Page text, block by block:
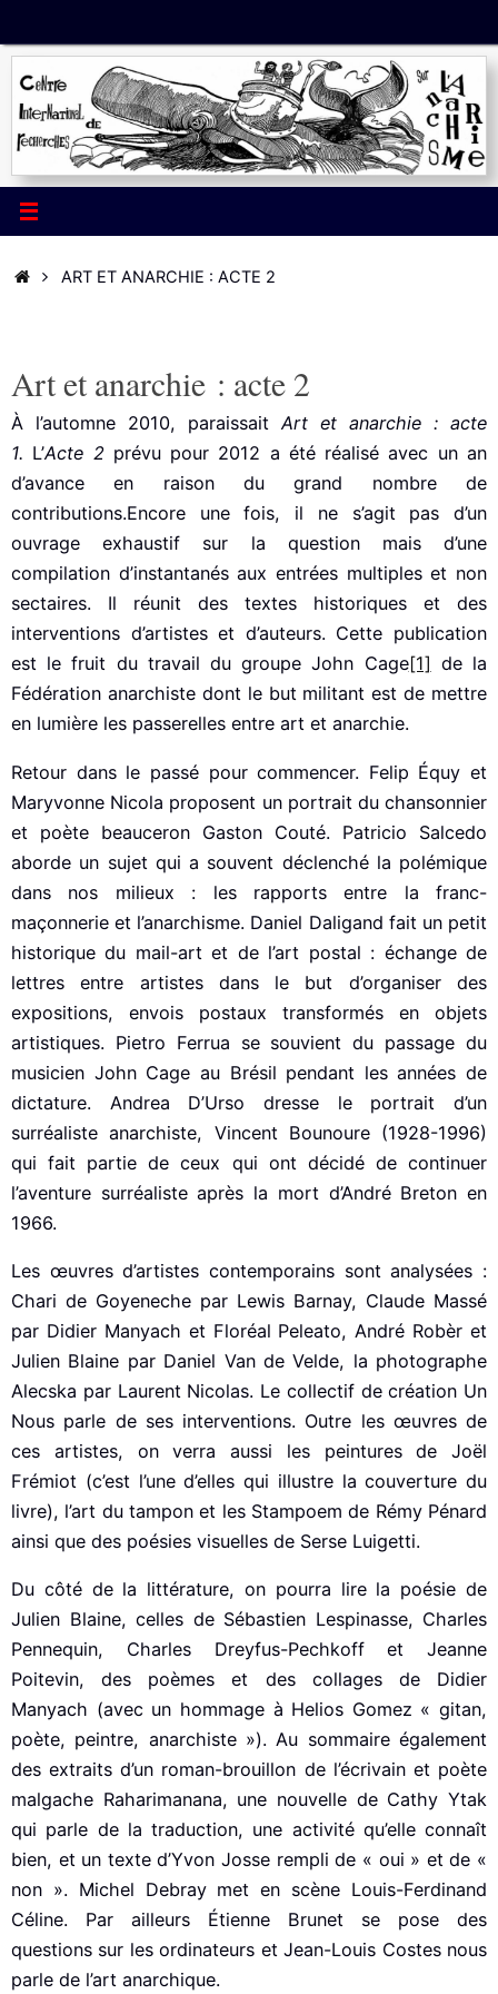
au
contenu
ACCUEIL
ART ET ANARCHIE : ACTE 2
Art et anarchie : acte 2
À l’automne 2010, paraissaitArt et anarchie : acte
1. L’Acte 2 prévu pour 2012 a été réalisé avec un an
d’avance en raison du grand nombre de
contributions.Encore une fois, il ne s’agit pas d’un
ouvrage exhaustif sur la question mais d’une
compilation d’instantanés aux entrées multiples et non
sectaires. Il réunit des textes historiques et des
interventions d’artistes et d’auteurs. Cette publication
est le fruit du travail du groupe John Cage[1] de la
Fédération anarchiste dont le but militant est de mettre
en lumière les passerelles entre art et anarchie.
Retour dans le passé pour commencer. Felip Équy et
Maryvonne Nicola proposent un portrait du chansonnier
et poète beauceron Gaston Couté. Patricio Salcedo
aborde un sujet qui a souvent déclenché la polémique
dans nos milieux : les rapports entre la franc-
maçonnerie et l’anarchisme. Daniel Daligand fait un petit
historique du mail-art et de l’art postal : échange de
lettres entre artistes dans le but d’organiser des
expositions, envois postaux transformés en objets
artistiques. Pietro Ferrua se souvient du passage du
musicien John Cage au Brésil pendant les années de
dictature. Andrea D’Urso dresse le portrait d’un
surréaliste anarchiste, Vincent Bounoure (1928-1996)
qui fait partie de ceux qui ont décidé de continuer
l’aventure surréaliste après la mort d’André Breton en
1966.
Les œuvres d’artistes contemporains sont analysées :
Chari de Goyeneche par Lewis Barnay, Claude Massé
par Didier Manyach et Floréal Peleato, André Robèr et
Julien Blaine par Daniel Van de Velde, la photographe
Alecska par Laurent Nicolas. Le collectif de création Un
Nous parle de ses interventions. Outre les œuvres de
ces artistes, on verra aussi les peintures de Joël
Frémiot (c’est l’une d’elles qui illustre la couverture du
livre), l’art du tampon et les Stampoem de Rémy Pénard
ainsi que des poésies visuelles de Serse Luigetti.
Du côté de la littérature, on pourra lire la poésie de
Julien Blaine, celles de Sébastien Lespinasse, Charles
Pennequin, Charles Dreyfus-Pechkoff et Jeanne
Poitevin, des poèmes et des collages de Didier
Manyach (avec un hommage à Helios Gomez « gitan,
poète, peintre, anarchiste »). Au sommaire également
des extraits d’un roman-brouillon de l’écrivain et poète
malgache Raharimanana, une nouvelle de Cathy Ytak
qui parle de la traduction, une activité qu’elle connaît
bien, et un texte d’Yvon Josse rempli de « oui » et de «
non ». Michel Debray met en scène Louis-Ferdinand
Céline. Par ailleurs Étienne Brunet se pose des
questions sur les ordinateurs et Jean-Louis Costes nous
parle de l’art anarchique.